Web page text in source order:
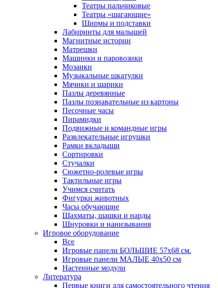
Театры пальчиковые
Театры «шагающие»
Ширмы и подставки
Лабиринты для малышей
Магнитные истории
Матрешки
Машинки и паровозики
Мозаики
Музыкальные шкатулки
Мячики и шарики
Пазлы деревянные
Пазлы познавательные из картоны
Песочные часы
Пирамидки
Подвижные и командные игры
Развлекательные игрушки
Рамки вкладыши
Сортировки
Стучалки
Сюжетно-ролевые игры
Тактильные игры
Учимся считать
Фигурки животных
Часы обучающие
Шахматы, шашки и нарды
Шнуровки и нанизывания
Игровое оборудование
Все
Игровые панели БОЛЬШИЕ 57х68 см.
Игровые панели МАЛЫЕ 40х50 см
Настенные модули
Литература
Первые книги для самостоятельного чтения